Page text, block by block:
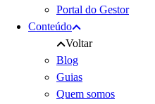
Portal do Gestor
Conteúdo
Voltar
Blog
Guias
Quem somos